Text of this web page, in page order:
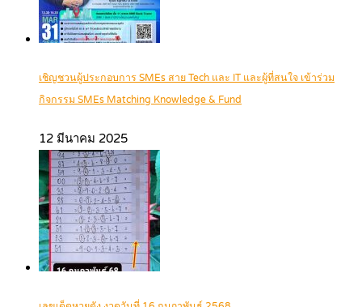
เชิญชวนผู้ประกอบการ SMEs สาย Tech และ IT และผู้ที่สนใจ เข้าร่วม
กิจกรรม SMEs Matching Knowledge & Fund
12 มีนาคม 2025